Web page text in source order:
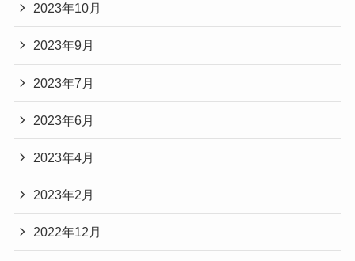
2023年10月
2023年9月
2023年7月
2023年6月
2023年4月
2023年2月
2022年12月